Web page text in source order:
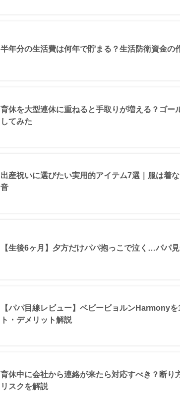
半年分の生活費は何年で貯まる？生活防衛資金の
育休を大型連休に重ねると手取りが増える？ゴー
してみた
出産祝いに選びたい実用的アイテム7選｜服は着
音
【生後6ヶ月】夕方だけパパ抱っこで泣く…パパ
【パパ目線レビュー】ベビービョルンHarmony
ト・デメリット解説
育休中に会社から連絡が来たら対応すべき？断り
リスクを解説